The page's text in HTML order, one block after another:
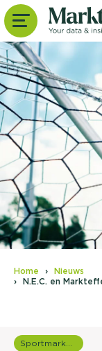
Home
Nieuws
N.E.C. en